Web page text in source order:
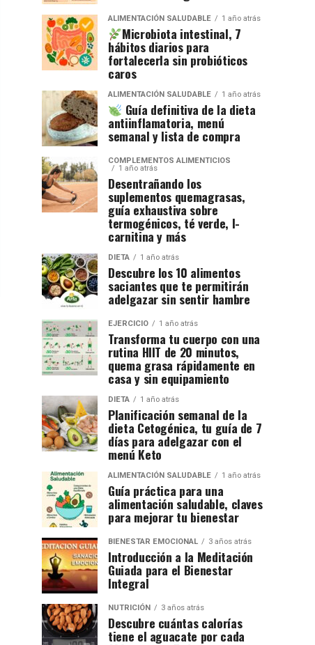
ALIMENTACIÓN SALUDABLE 1 año atrás
Microbiota intestinal, 7
hábitos diarios para
fortalecerla sin probióticos
caros
ALIMENTACIÓN SALUDABLE 1 año atrás
Guía definitiva de la dieta
antiinflamatoria, menú
semanal y lista de compra
COMPLEMENTOS ALIMENTICIOS
1 año atrás
Desentrañando los
suplementos quemagrasas,
guía exhaustiva sobre
termogénicos, té verde, l-
carnitina y más
DIETA 1 año atrás
Descubre los 10 alimentos
saciantes que te permitirán
adelgazar sin sentir hambre
EJERCICIO 1 año atrás
Transforma tu cuerpo con una
rutina HIIT de 20 minutos,
quema grasa rápidamente en
casa y sin equipamiento
DIETA 1 año atrás
Planificación semanal de la
dieta Cetogénica, tu guía de 7
días para adelgazar con el
menú Keto
ALIMENTACIÓN SALUDABLE 1 año atrás
Guía práctica para una
alimentación saludable, claves
para mejorar tu bienestar
BIENESTAR EMOCIONAL 3 años atrás
Introducción a la Meditación
Guiada para el Bienestar
Integral
NUTRICIÓN 3 años atrás
Descubre cuántas calorías
tiene el aguacate por cada